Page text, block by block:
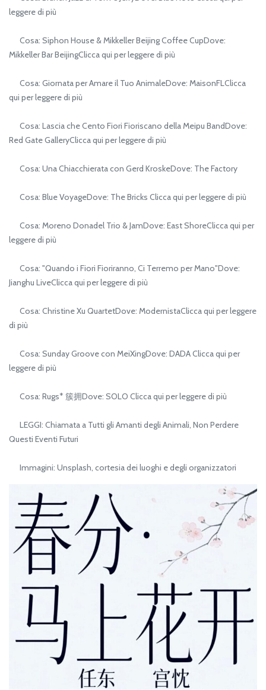
leggere di più
Cosa: Siphon House & Mikkeller Beijing Coffee CupDove:
Mikkeller Bar BeijingClicca qui per leggere di più
Cosa: Giornata per Amare il Tuo AnimaleDove: MaisonFLClicca
qui per leggere di più
Cosa: Lascia che Cento Fiori Fioriscano della Meipu BandDove:
Red Gate GalleryClicca qui per leggere di più
Cosa: Una Chiacchierata con Gerd KroskeDove: The Factory
Cosa: Blue VoyageDove: The Bricks Clicca qui per leggere di più
Cosa: Moreno Donadel Trio & JamDove: East ShoreClicca qui per
leggere di più
Cosa: "Quando i Fiori Fioriranno, Ci Terremo per Mano"Dove:
Jianghu LiveClicca qui per leggere di più
Cosa: Christine Xu QuartetDove: ModernistaClicca qui per leggere
di più
Cosa: Sunday Groove con MeiXingDove: DADA Clicca qui per
leggere di più
Cosa: Rugs* 簇拥Dove: SOLO Clicca qui per leggere di più
LEGGI: Chiamata a Tutti gli Amanti degli Animali, Non Perdere
Questi Eventi Futuri
Immagini: Unsplash, cortesia dei luoghi e degli organizzatori